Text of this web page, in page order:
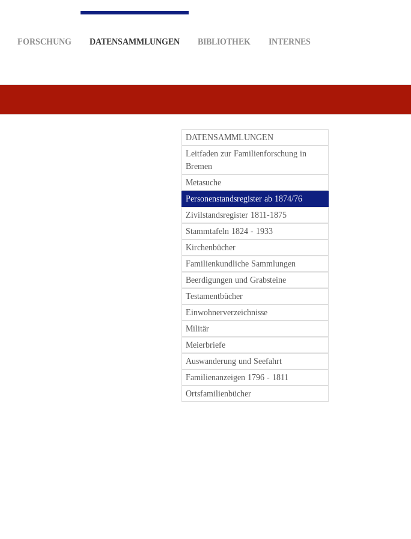
FORSCHUNG DATENSAMMLUNGEN BIBLIOTHEK INTERNES
DATENSAMMLUNGEN
Leitfaden zur Familienforschung in
Bremen
Metasuche
Personenstandsregister ab 1874/76
Zivilstandsregister 1811-1875
Stammtafeln 1824 - 1933
Kirchenbücher
Familienkundliche Sammlungen
Beerdigungen und Grabsteine
Testamentbücher
Einwohnerverzeichnisse
Militär
Meierbriefe
Auswanderung und Seefahrt
Familienanzeigen 1796 - 1811
Ortsfamilienbücher